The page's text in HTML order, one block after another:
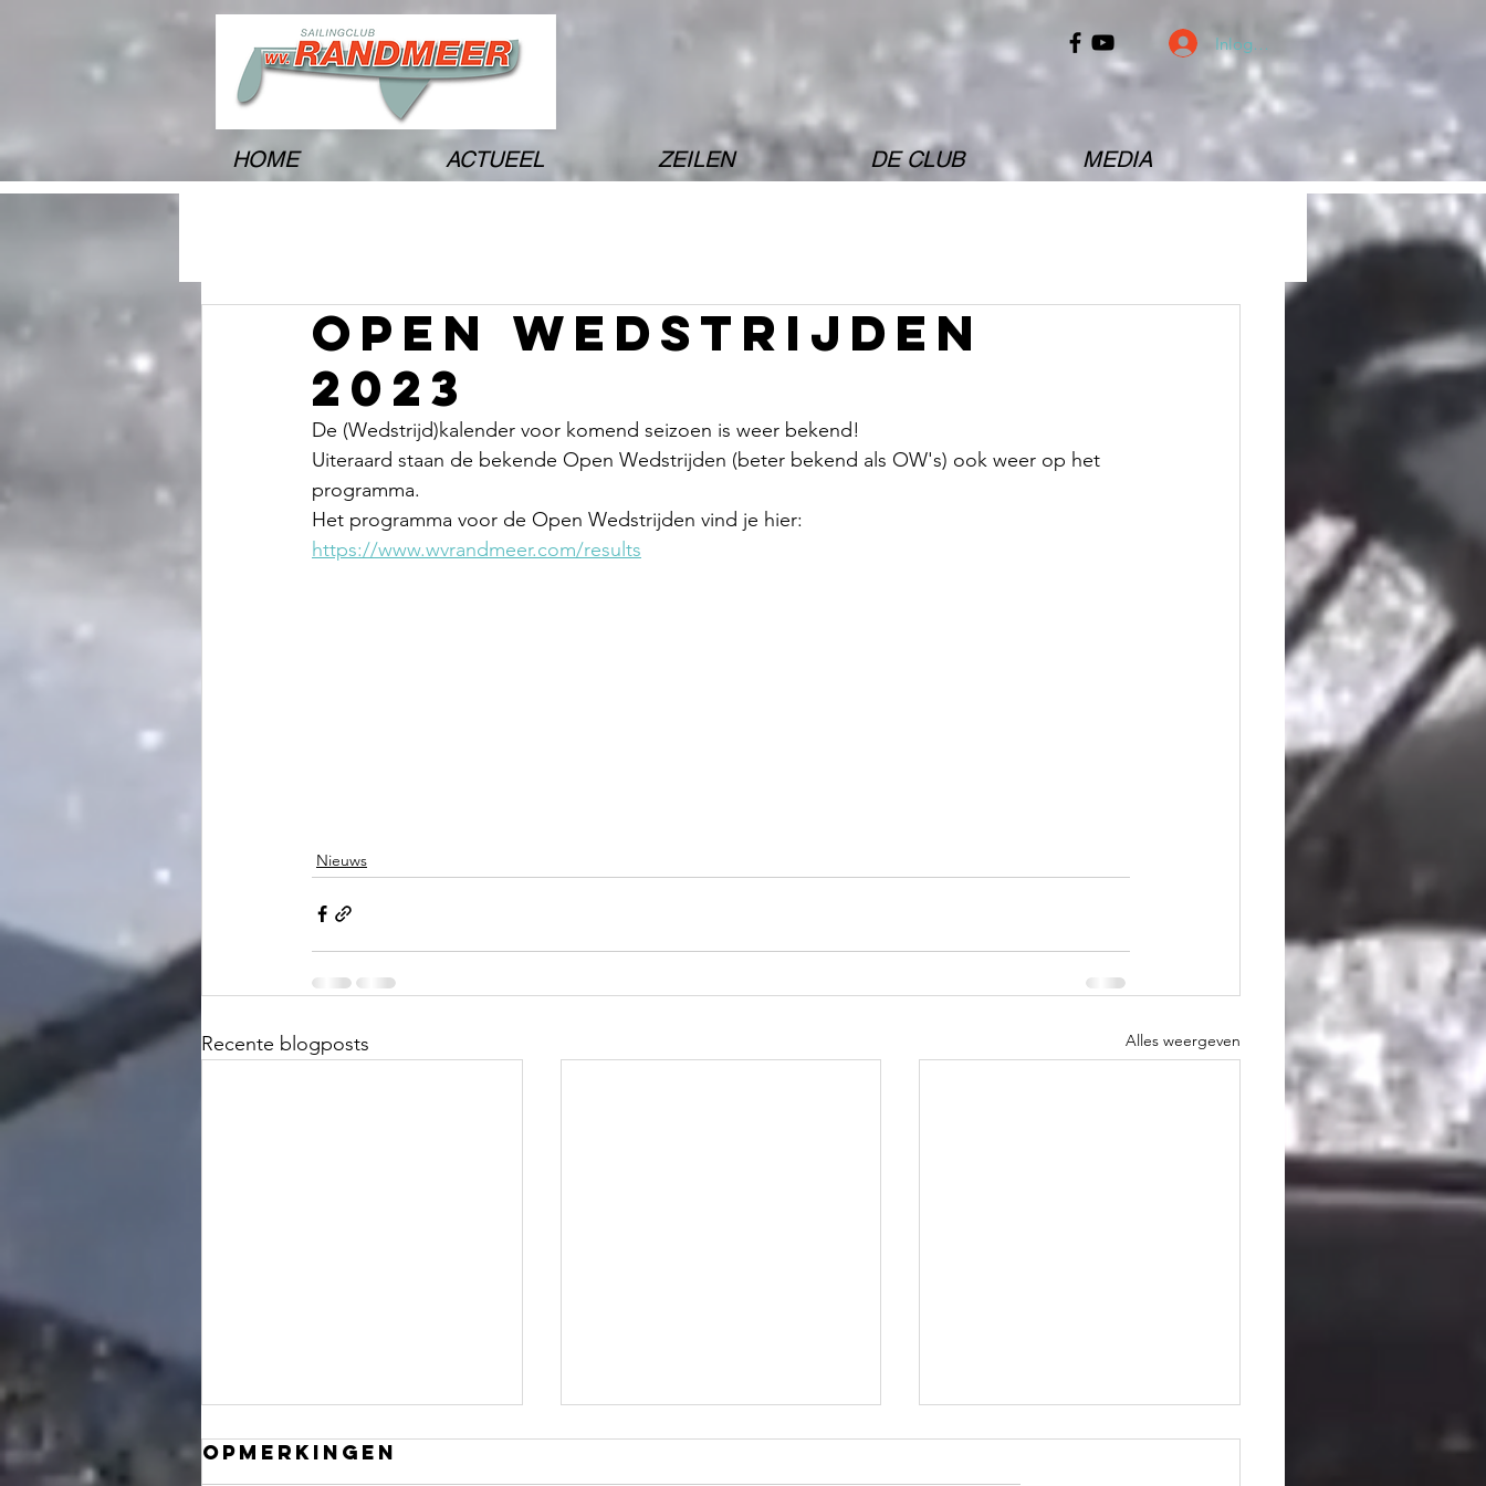
Inloggen
HOME ACTUEEL ZEILEN DE CLUB MEDIA
open wedstrijden
2023
De (Wedstrijd)kalender voor komend seizoen is weer bekend!
Uiteraard staan de bekende Open Wedstrijden (beter bekend als OW's) ook weer op het
programma.
Het programma voor de Open Wedstrijden vind je hier:
https://www.wvrandmeer.com/results
Nieuws
Recente blogposts Alles weergeven
Opmerkingen